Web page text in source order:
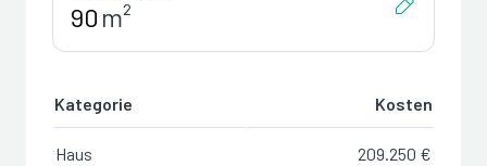
m²
Kategorie Kosten
Haus 209.250 €